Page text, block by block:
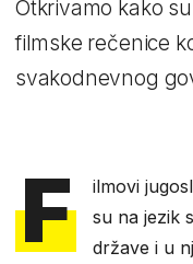
Otkrivamo kako
filmske rečenice
svakodnevnog
F
ilmovi
su na jezik
države i u